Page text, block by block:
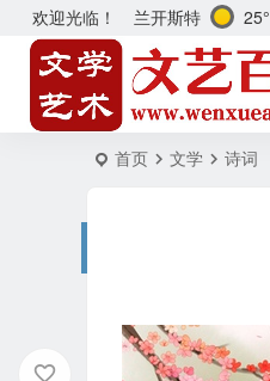
欢迎光临！ 兰开斯特 25°
首页 文学 诗词